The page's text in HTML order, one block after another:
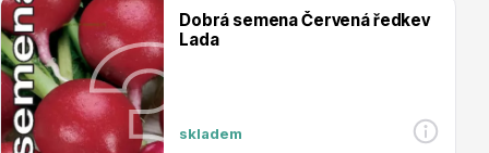
Dobrá semena Červená ředkev
Lada
skladem